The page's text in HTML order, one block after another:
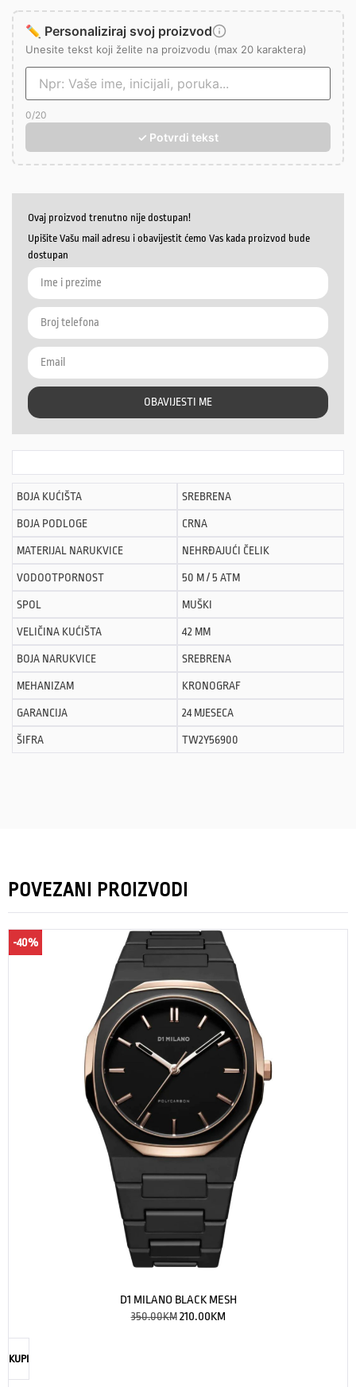
✏️ Personaliziraj svoj proizvod
Unesite tekst koji želite na proizvodu (max 20 karaktera)
0/20
✓ Potvrdi tekst
Ovaj proizvod trenutno nije dostupan!
Upišite Vašu mail adresu i obavijestit ćemo Vas kada proizvod bude
dostupan
OBAVIJESTI ME
BOJA KUĆIŠTA SREBRENA
BOJA PODLOGE CRNA
MATERIJAL NARUKVICE NEHRĐAJUĆI ČELIK
VODOOTPORNOST 50 M / 5 ATM
SPOL MUŠKI
VELIČINA KUĆIŠTA 42 MM
BOJA NARUKVICE SREBRENA
MEHANIZAM KRONOGRAF
GARANCIJA 24 MJESECA
ŠIFRA TW2Y56900
POVEZANI PROIZVODI
-40%
D1 MILANO BLACK MESH
350.00KM 210.00KM
KUPI